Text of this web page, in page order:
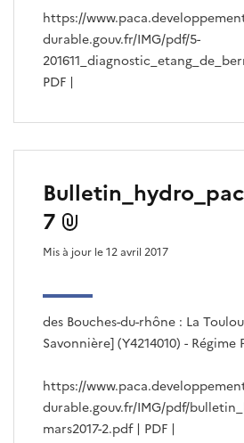
https://
durable.gouv.fr/IMG/pdf/5-
PDF |
7
des Bouches-du-rhône : La
Savonnière] (Y4214010) - Régime
Mis à jour le 12 avril 2017
https://
durable.gouv.fr/IMG/pdf/
mars2017-2.pdf | PDF |